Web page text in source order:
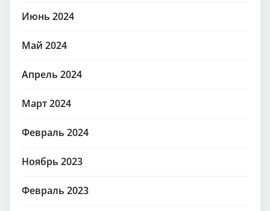
Июнь 2024
Май 2024
Апрель 2024
Март 2024
Февраль 2024
Ноябрь 2023
Февраль 2023